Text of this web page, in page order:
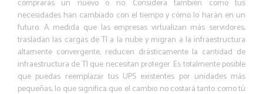
comprarás un nuevo o no. Considera también cómo tus
necesidades han cambiado con el tiempo y cómo lo harán en un
futuro. A medida que las empresas virtualizan más servidores,
trasladan las cargas de TI a la nube y migran a la infraestructura
altamente convergente, reducen drásticamente la cantidad de
infraestructura de TI que necesitan proteger. Es totalmente posible
que puedas reemplazar tus UPS existentes por unidades más
pequeñas, lo que significa que el cambio no costará tanto como tú